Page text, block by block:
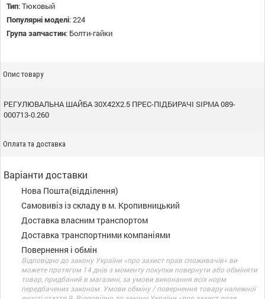
Тип:Тюковый
Популярні моделі:224
Група запчастин: Болти-гайки
Опис товару
РЕГУЛЮВАЛЬНА ШАЙБА 30X42X2.5 ПРЕС-ПІДБИРАЧІ SIPMA 089-
000713-0.260
Оплата та доставка
Варіанти доставки
Нова Пошта(відділення)
Самовивіз із складу в м. Кропивницький
Доставка власним транспортом
Доставка транспортними компаніями
Повернення і обмін
Відповідно до закону України «про захист прав споживачів» ви
можете протягом 14 днів з моменту покупки повернути або обміняти
товар, придбаний в магазині, за умови виконання всіх норм
передбачених законом. Умови обміну / повернення товару належної